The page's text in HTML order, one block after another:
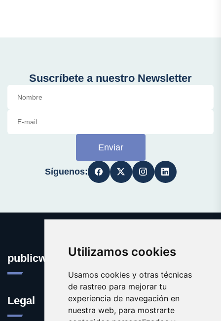
Utilizamos cookies
Usamos cookies y otras técnicas
de rastreo para mejorar tu
experiencia de navegación en
nuestra web, para mostrarte
Suscríbete a nuestro Newsletter
Enviar
Síguenos:
publicworldopinion.com
Legal